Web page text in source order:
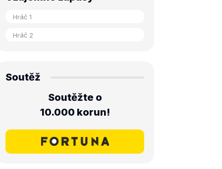
Soutěž
Soutěžte o
10.000 korun!